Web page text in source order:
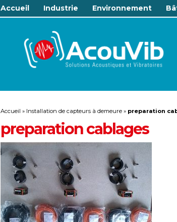
Accueil Industrie Environnement
Accueil » Installation de capteurs à demeure » preparation
preparation cablages